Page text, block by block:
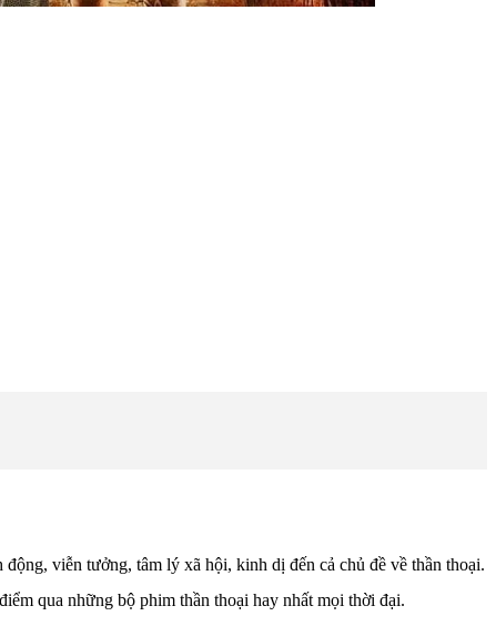
viễn tưởng, tâm lý xã hội, kinh dị đến cả chủ đề về thần thoại.
qua những bộ phim thần thoại hay nhất mọi thời đại.